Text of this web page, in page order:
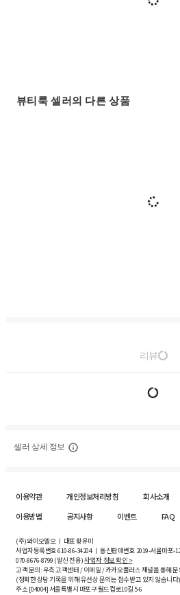
뷰티룩 셀러의 다른 상품
리뷰
셀러 상세 정보
이용약관 개인정보처리방침 회사소개
이용방법
공지사항 이벤트 FAQ
(주)와이오엘오 ㅣ 대표 황유미
사업자등록번호610-86-34204ㅣ 통신판매번호 2019-서울마포-
070-8676-8799 (발신 전용)사업자 정보 확인 >
고객 문의: 우측 고객센터 / 이메일 / 카카오플러스 채널을 통해
(정확한 상담 기록을 위해 유선상 문의는 접수받고 있지 않습니다)
주소 [04004] 서울특별시 마포구 월드컵로10길5-6